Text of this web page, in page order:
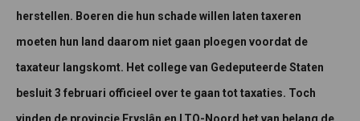
herstellen. Boeren die hun schade willen laten taxeren
moeten hun land daarom niet gaan ploegen voordat de
taxateur langskomt. Het college van Gedeputeerde Staten
besluit 3 februari officieel over te gaan tot taxaties. Toch